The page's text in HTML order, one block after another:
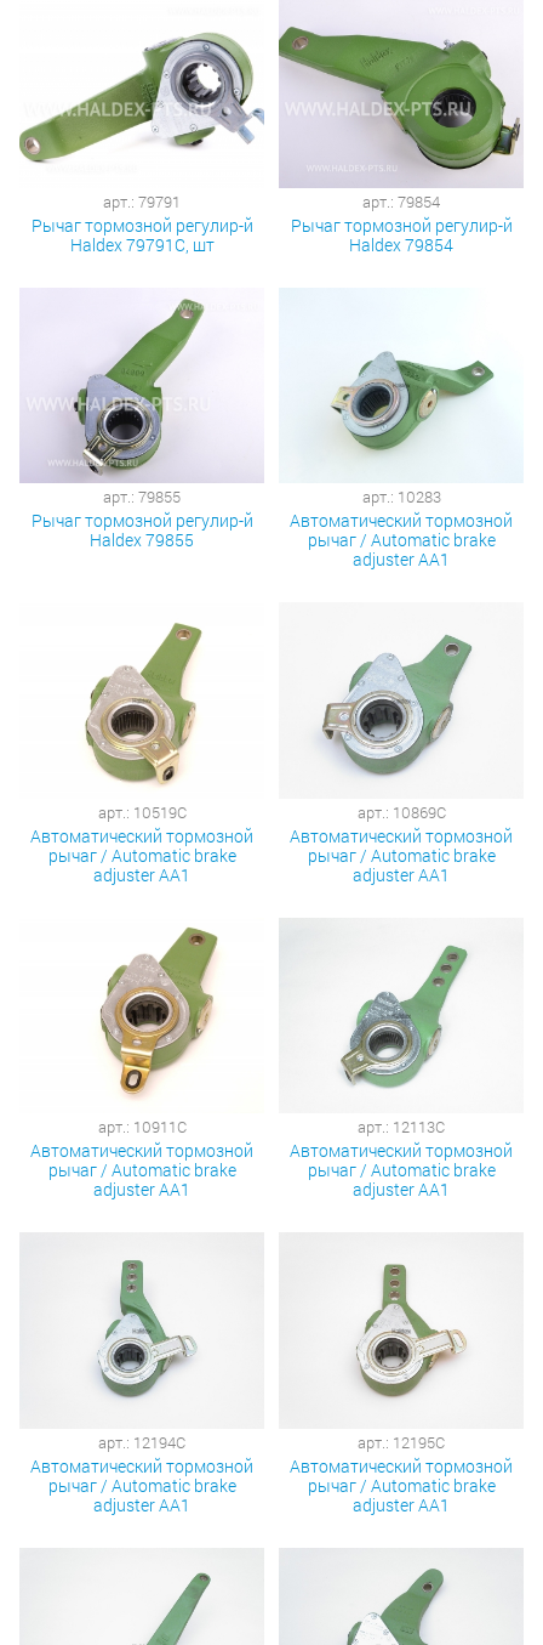
арт.: 79791
Рычаг тормозной регулир-й
Haldex 79791С, шт
арт.: 79854
Рычаг тормозной регулир-й
Haldex 79854
арт.: 79855
Рычаг тормозной регулир-й
Haldex 79855
арт.: 10283
Автоматический тормозной
рычаг / Automatic brake
adjuster AA1
арт.: 10519C
Автоматический тормозной
рычаг / Automatic brake
adjuster AA1
арт.: 10869C
Автоматический тормозной
рычаг / Automatic brake
adjuster AA1
арт.: 10911C
Автоматический тормозной
рычаг / Automatic brake
adjuster AA1
арт.: 12113C
Автоматический тормозной
рычаг / Automatic brake
adjuster AA1
арт.: 12194C
Автоматический тормозной
рычаг / Automatic brake
adjuster AA1
арт.: 12195C
Автоматический тормозной
рычаг / Automatic brake
adjuster AA1